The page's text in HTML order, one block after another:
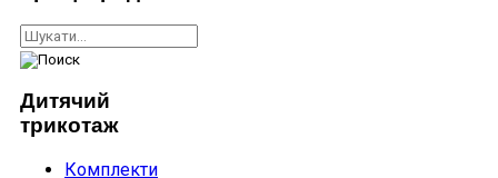
Дитячий
трикотаж
Комплекти